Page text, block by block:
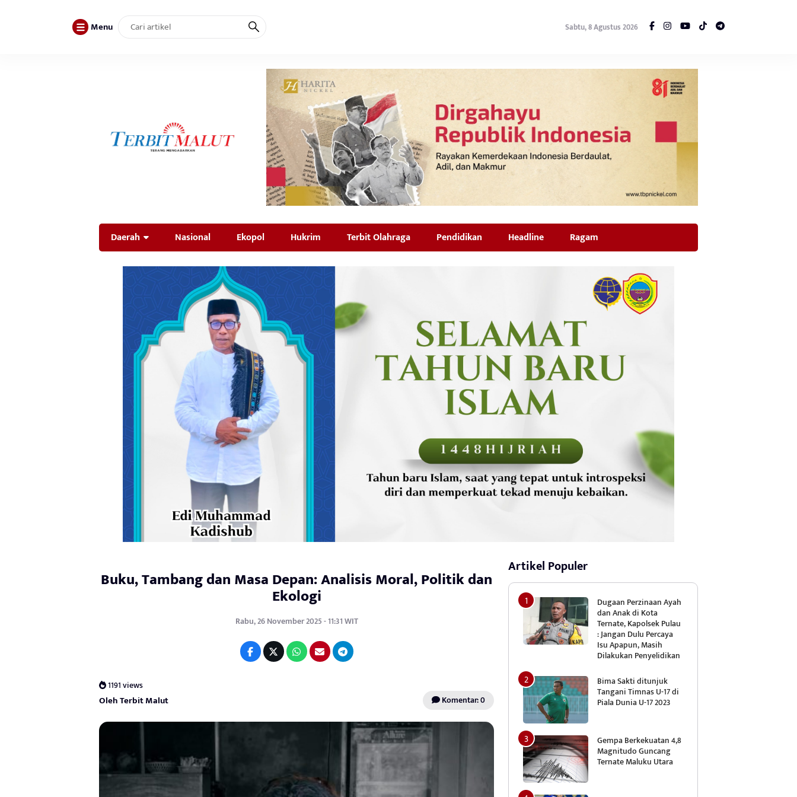
Menu Sabtu, 8 Agustus 2026
Daerah Nasional Ekopol Hukrim Terbit Olahraga Pendidikan Headline Ragam
Buku, Tambang dan Masa Depan: Analisis Moral, Politik dan
Ekologi
Rabu, 26 November 2025 - 11:31 WIT
1191 views
Oleh Terbit Malut Komentar: 0
Artikel Populer
Dugaan Perzinaan Ayah
dan Anak di Kota
Ternate, Kapolsek Pulau
: Jangan Dulu Percaya
Isu Apapun, Masih
Dilakukan Penyelidikan
Bima Sakti ditunjuk
Tangani Timnas U-17 di
Piala Dunia U-17 2023
Gempa Berkekuatan 4,8
Magnitudo Guncang
Ternate Maluku Utara